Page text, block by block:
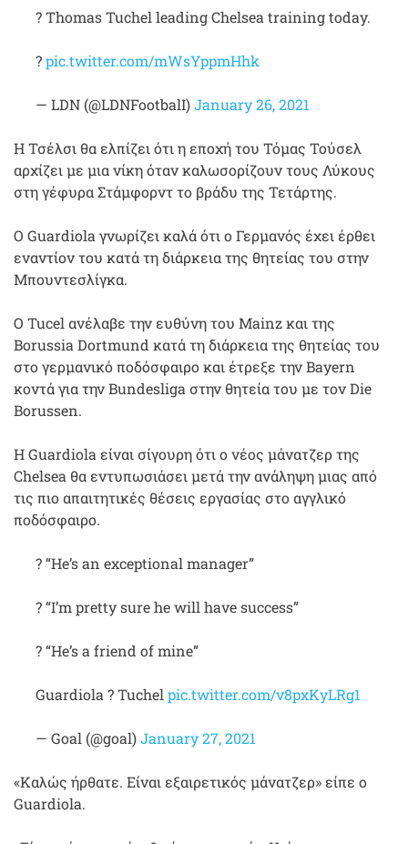
? Thomas Tuchel leading Chelsea training today.
?pic.twitter.com/mWsYppmHhk
— LDN (@LDNFootbalI)January 26, 2021
Η Τσέλσι θα ελπίζει ότι η εποχή του Τόμας Τούσελ
αρχίζει με μια νίκη όταν καλωσορίζουν τους Λύκους
στη γέφυρα Στάμφορντ το βράδυ της Τετάρτης.
Ο Guardiola γνωρίζει καλά ότι ο Γερμανός έχει έρθει
εναντίον του κατά τη διάρκεια της θητείας του στην
Μπουντεσλίγκα.
Ο Tucel ανέλαβε την ευθύνη του Mainz και της
Borussia Dortmund κατά τη διάρκεια της θητείας του
στο γερμανικό ποδόσφαιρο και έτρεξε την Bayern
κοντά για την Bundesliga στην θητεία του με τον Die
Borussen.
Η Guardiola είναι σίγουρη ότι ο νέος μάνατζερ της
Chelsea θα εντυπωσιάσει μετά την ανάληψη μιας από
τις πιο απαιτητικές θέσεις εργασίας στο αγγλικό
ποδόσφαιρο.
? “He’s an exceptional manager”
? “I’m pretty sure he will have success”
? “He’s a friend of mine”
Guardiola ? Tuchel pic.twitter.com/v8pxKyLRg1
— Goal (@goal)January 27, 2021
«Καλώς ήρθατε. Είναι εξαιρετικός μάνατζερ» είπε ο
Guardiola.